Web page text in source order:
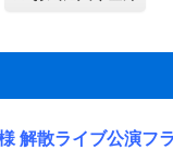
解散ライブ公演フ